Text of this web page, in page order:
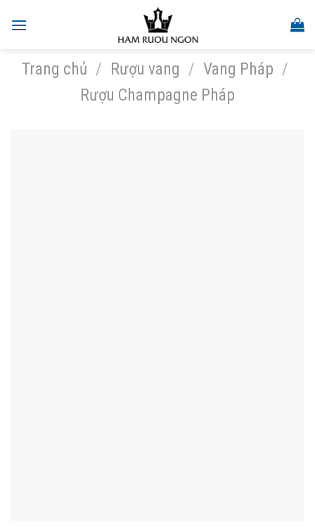
Trang chủ / Rượu vang / Vang Pháp /
Rượu Champagne Pháp